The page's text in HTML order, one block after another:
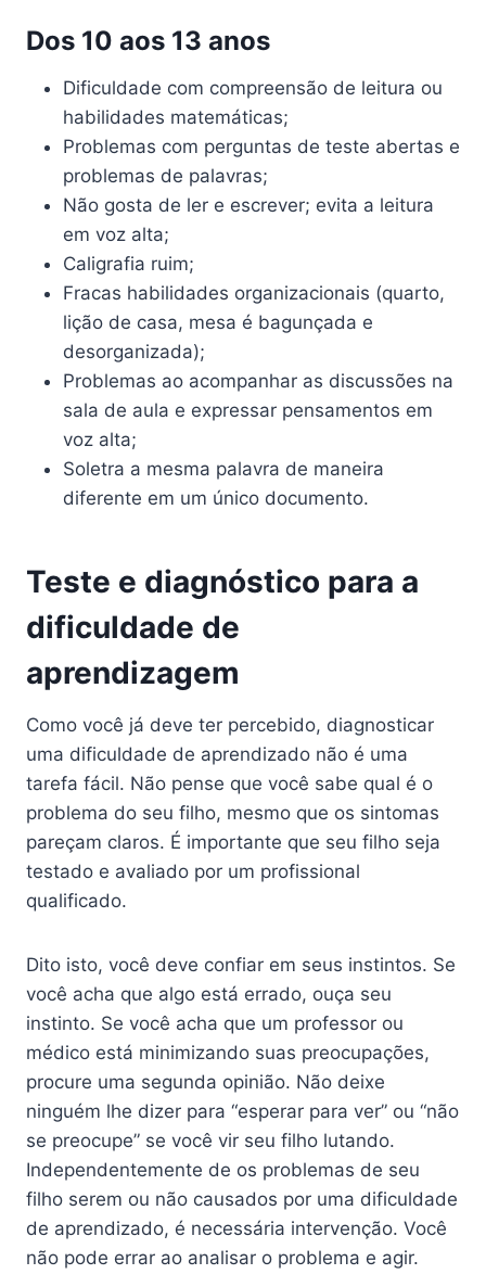
Dos 10 aos 13 anos
Dificuldade com compreensão de leitura ou
habilidades matemáticas;
Problemas com perguntas de teste abertas e
problemas de palavras;
Não gosta de ler e escrever; evita a leitura
em voz alta;
Caligrafia ruim;
Fracas habilidades organizacionais (quarto,
lição de casa, mesa é bagunçada e
desorganizada);
Problemas ao acompanhar as discussões na
sala de aula e expressar pensamentos em
voz alta;
Soletra a mesma palavra de maneira
diferente em um único documento.
Teste e diagnóstico para a
dificuldade de
aprendizagem
Como você já deve ter percebido, diagnosticar
uma dificuldade de aprendizado não é uma
tarefa fácil. Não pense que você sabe qual é o
problema do seu filho, mesmo que os sintomas
pareçam claros. É importante que seu filho seja
testado e avaliado por um profissional
qualificado.
Dito isto, você deve confiar em seus instintos. Se
você acha que algo está errado, ouça seu
instinto. Se você acha que um professor ou
médico está minimizando suas preocupações,
procure uma segunda opinião. Não deixe
ninguém lhe dizer para “esperar para ver” ou “não
se preocupe” se você vir seu filho lutando.
Independentemente de os problemas de seu
filho serem ou não causados ​​por uma dificuldade
de aprendizado, é necessária intervenção. Você
não pode errar ao analisar o problema e agir.